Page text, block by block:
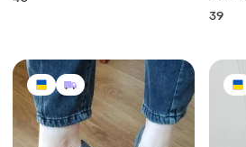
39